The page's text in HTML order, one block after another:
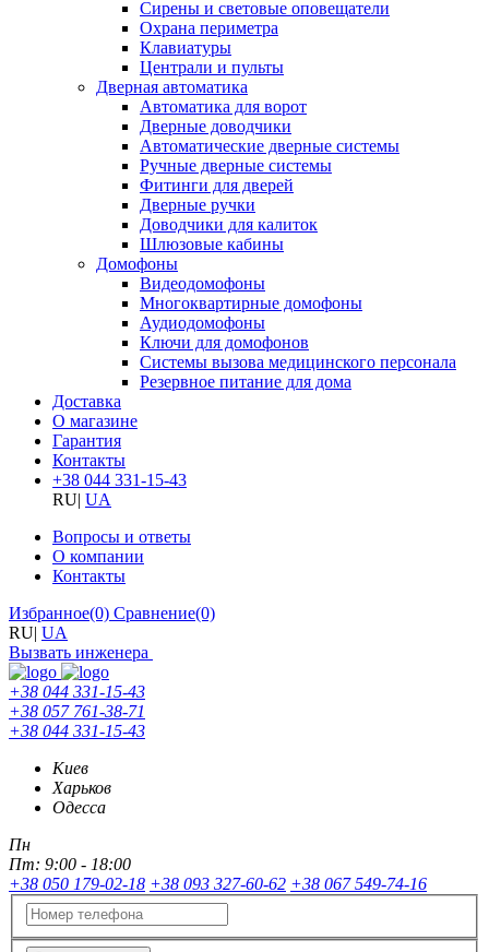
Сирены и световые оповещатели
Охрана периметра
Клавиатуры
Централи и пульты
Дверная автоматика
Автоматика для ворот
Дверные доводчики
Автоматические дверные системы
Ручные дверные системы
Фитинги для дверей
Дверные ручки
Доводчики для калиток
Шлюзовые кабины
Домофоны
Видеодомофоны
Многоквартирные домофоны
Аудиодомофоны
Ключи для домофонов
Системы вызова медицинского персонала
Резервное питание для дома
Доставка
О магазине
Гарантия
Контакты
+38 044 331-15-43
RU| UA
Вопросы и ответы
О компании
Контакты
Избранное(0) Сравнение(0)
RU| UA
Вызвать инженера
+38 044 331-15-43
+38 057 761-38-71
+38 044 331-15-43
Киев
Харьков
Одесса
Пн
Пт: 9:00 - 18:00
+38 050 179-02-18 +38 093 327-60-62 +38 067 549-74-16